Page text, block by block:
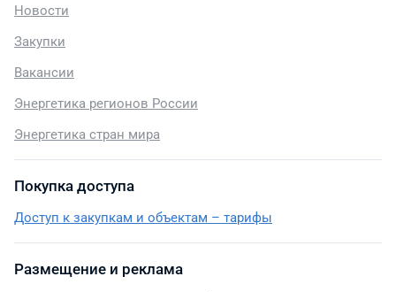
Новости
Закупки
Вакансии
Энергетика регионов России
Энергетика стран мира
Покупка доступа
Доступ к закупкам и объектам – тарифы
Размещение и реклама